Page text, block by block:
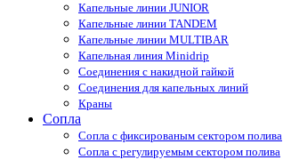
Капельные линии JUNIOR
Капельные линии TANDEM
Капельные линии MULTIBAR
Капельная линия Minidrip
Соединения с накидной гайкой
Соединения для капельных линий
Краны
Сопла
Cопла с фиксированым сектором полива
Сопла с регулируемым сектором полива